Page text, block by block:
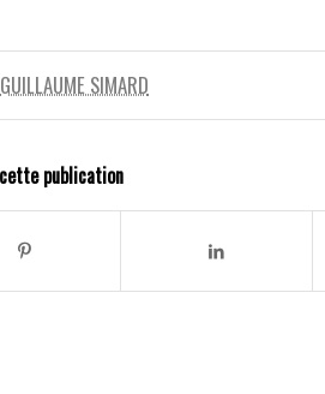
GUILLAUME SIMARD
publication